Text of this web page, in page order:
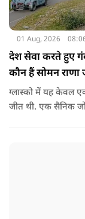
01 Aug, 2026
देश सेवा करते हुए
कौन हैं सोमन
ग्लास्को में यह केवल
जीत थी. एक सैनिक